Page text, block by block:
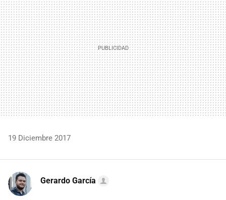
19 Diciembre 2017
Gerardo García